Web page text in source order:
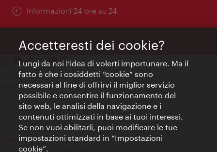
Öffnungszeiten:
Informazioni 24 ore su 24
Contatti
Colophon
Dichiarazione sulla protezione dei dati
Terms of Use
Accessibilità
Contatto stampa
Impostazioni cookie
© Copyright WienTourismus
Accetteresti dei cookie?
Lungi da noi l’idea di volerti importunare. Ma il
fatto è che i cosiddetti “cookie” sono
necessari al fine di offrirvi il miglior servizio
possibile e consentire il funzionamento del
sito web, le analisi della navigazione e i
contenuti ottimizzati in base ai tuoi interessi.
Se non vuoi abilitarli, puoi modificare le tue
impostazioni standard in “Impostazioni
cookie”.